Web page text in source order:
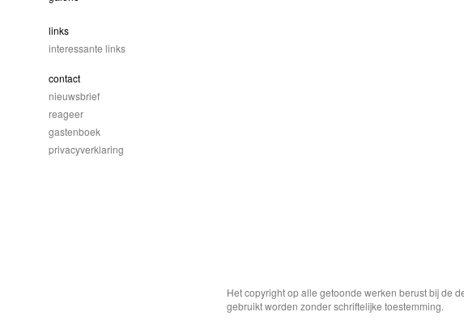
links
interessante links
contact
nieuwsbrief
reageer
gastenboek
privacyverklaring
Het copyright op alle getoonde werken berust bij de
gebruikt worden zonder schriftelijke toestemming.